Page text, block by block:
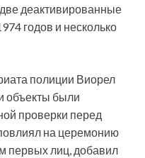
деактивированные
годов и несколько
полиции Виорел
объекты были
проверки перед
на церемонию
первых лиц, добавил